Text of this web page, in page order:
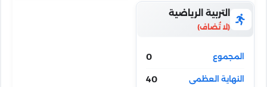
التربية الرياضية
0
40